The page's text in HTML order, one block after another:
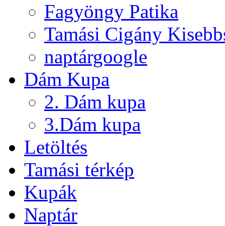
Fagyöngy Patika
Tamási Cigány
naptárgoogle
Dám Kupa
2. Dám kupa
3.Dám kupa
Letöltés
Tamási térkép
Kupák
Naptár